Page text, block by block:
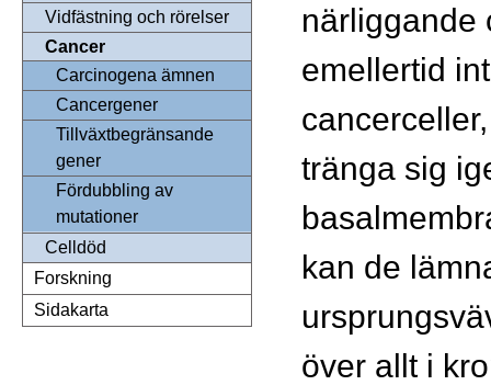
Vidfästning och rörelser
Cancer
Carcinogena ämnen
Cancergener
Tillväxtbegränsande
gener
Fördubbling av
mutationer
Celldöd
Forskning
Sidakarta
närliggande
emellertid
tränga sig
kan de
över allt i